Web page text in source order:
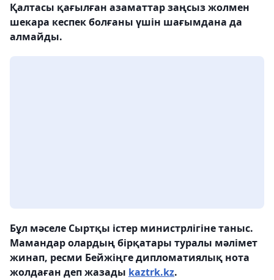
Қалтасы қағылған азаматтар заңсыз жолмен
шекара кеспек болғаны үшін шағымдана да
алмайды.
Бұл мәселе Сыртқы істер министрлігіне таныс.
Мамандар олардың бірқатары туралы мәлімет
жинап, ресми Бейжіңге дипломатиялық нота
жолдаған деп жазады kaztrk.kz.